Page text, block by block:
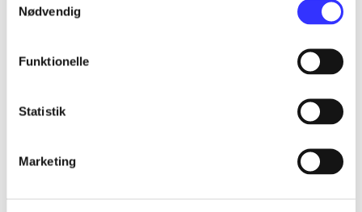
Nødvendig
Funktionelle
Statistik
Marketing